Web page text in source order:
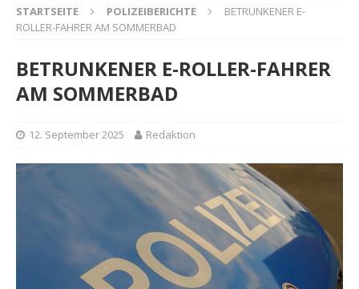
STARTSEITE POLIZEIBERICHTE
BETRUNKENER E-
ROLLER-FAHRER AM SOMMERBAD
BETRUNKENER E-ROLLER-FAHRER
AM SOMMERBAD
12. September 2025 Redaktion